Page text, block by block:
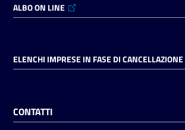
on line
ALBO ON LINE
ELENCHI IMPRESE IN FASE DI
CONTATTI